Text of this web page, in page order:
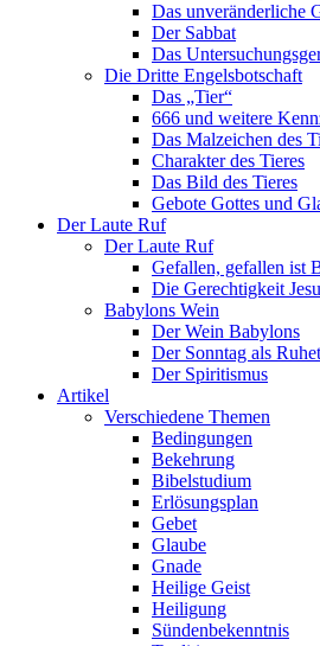
Das unveränderliche
Der Sabbat
Das
Die Dritte Engelsbotschaft
Das „Tier“
666 und weitere
Das Malzeichen des
Charakter des Tieres
Das Bild des Tieres
Gebote Gottes und
Der Laute Ruf
Der Laute Ruf
Gefallen, gefallen ist
Die Gerechtigkeit Jesu
Babylons Wein
Der Wein Babylons
Der Sonntag als
Der Spiritismus
Artikel
Verschiedene Themen
Bedingungen
Bekehrung
Bibelstudium
Erlösungsplan
Gebet
Glaube
Gnade
Heilige Geist
Heiligung
Sündenbekenntnis